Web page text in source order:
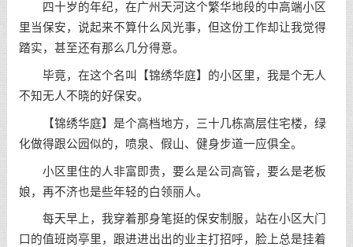
四十岁的年纪，在广州天河这个繁华地段的中高端小区
里当保安，说起来不算什么风光事，但这份工作却让我觉得
踏实，甚至还有那么几分得意。
毕竟，在这个名叫【锦绣华庭】的小区里，我是个无人
不知无人不晓的好保安。
【锦绣华庭】是个高档地方，三十几栋高层住宅楼，绿
化做得跟公园似的，喷泉、假山、健身步道一应俱全。
小区里住的人非富即贵，要么是公司高管，要么是老板
娘，再不济也是些年轻的白领丽人。
每天早上，我穿着那身笔挺的保安制服，站在小区大门
口的值班岗亭里，跟进进出出的业主打招呼，脸上总是挂着